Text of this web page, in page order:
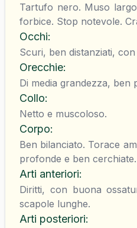
Tartufo nero. Muso
forbice. Stop notevole.
Occhi:
Scuri, ben distanziati,
Orecchie:
Di media grandezza, ben
Collo:
Netto e muscoloso.
Corpo:
Ben bilanciato. Torace
profonde e ben cerchiate.
Arti anteriori:
Diritti, con buona
scapole lunghe.
Arti posteriori: